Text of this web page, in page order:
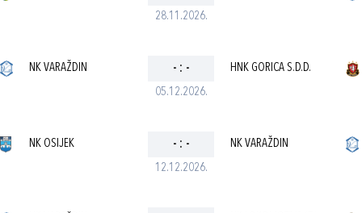
28.11.2026.
05.12.2026.
NK VARAŽDIN - : - HNK GORICA S.D.D.
12.12.2026.
NK OSIJEK - : - NK VARAŽDIN